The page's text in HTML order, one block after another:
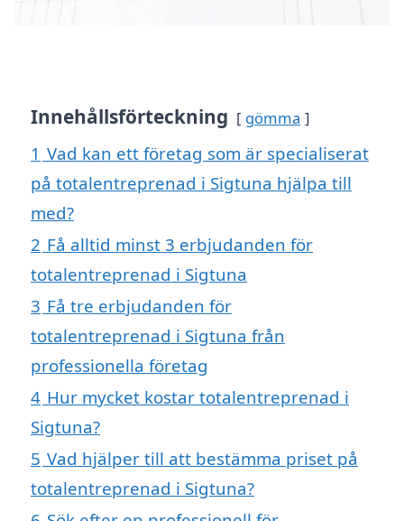
Innehållsförteckning gömma
1 Vad kan ett företag som är specialiserat
på totalentreprenad i Sigtuna hjälpa till
med?
2 Få alltid minst 3 erbjudanden för
totalentreprenad i Sigtuna
3 Få tre erbjudanden för
totalentreprenad i Sigtuna från
professionella företag
4 Hur mycket kostar totalentreprenad i
Sigtuna?
5 Vad hjälper till att bestämma priset på
totalentreprenad i Sigtuna?